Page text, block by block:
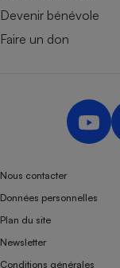
Devenir bénévole
Faire un don
Nous contacter
Données personnelles
Plan du site
Newsletter
Conditions générales